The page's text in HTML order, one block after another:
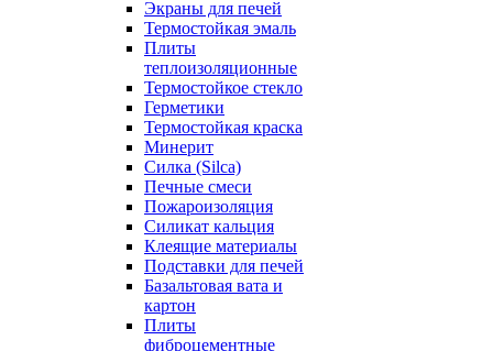
Экраны для печей
Термостойкая эмаль
Плиты
теплоизоляционные
Термостойкое стекло
Герметики
Термостойкая краска
Минерит
Силка (Silca)
Печные смеси
Пожароизоляция
Силикат кальция
Клеящие материалы
Подставки для печей
Базальтовая вата и
картон
Плиты
фиброцементные